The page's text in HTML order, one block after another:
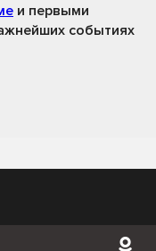
и первыми
событиях